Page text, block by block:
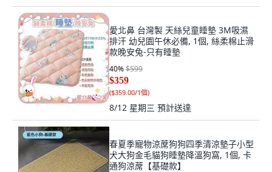
愛北鼻 台灣製 天絲兒童睡墊 3M吸濕
排汗 幼兒園午休必備, 1個, 絲柔棉止滑
款晚安兔-只有睡墊
40%$599
$359
($359.00/1個)
8/12 星期三 預計送達
春夏季寵物涼蓆狗狗四季清涼墊子小型
犬大狗金毛貓狗睡墊降溫狗窩, 1個, 卡
通狗涼蓆【基礎款】